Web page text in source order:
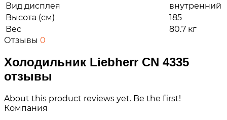
Вид дисплея
внутренний
Высота (см)
185
Вес
80.7 кг
Отзывы 0
Холодильник Liebherr CN 4335
отзывы
About this product reviews yet. Be the first!
Компания